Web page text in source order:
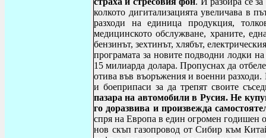
колкото дигитализацията увеличава в
разходи на единица продукция,
медицинското обслужване, храните,
бензинът, зехтинът, хлябът,
програмата за новите подводни лодки
15 милиарда долара. Пропуснах да
отива във въоръжения и военни
и боеприпаси за да трепят своите
пазара на автомобили в Русия. Не
го доразвива и произвежда
спря на Европа в един огромен годишен
нов скъп газопровод от Сибир към